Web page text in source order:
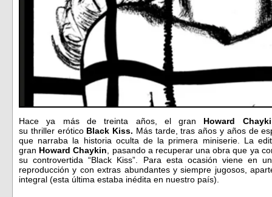
Hace ya más de treinta años, el gran Howard
su thriller erótico Black Kiss. Más tarde, tras años y años de
que narraba la historia oculta de la primera miniserie. La
gran Howard Chaykin , pasando a recuperar una obra que ya
su controvertida “Black Kiss”. Para esta ocasión viene en
reproducción y con extras abundantes y siempre jugosos,
integral (esta última estaba inédita en nuestro país).